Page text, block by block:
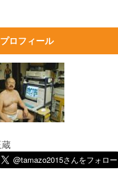
プロフィール
蔵